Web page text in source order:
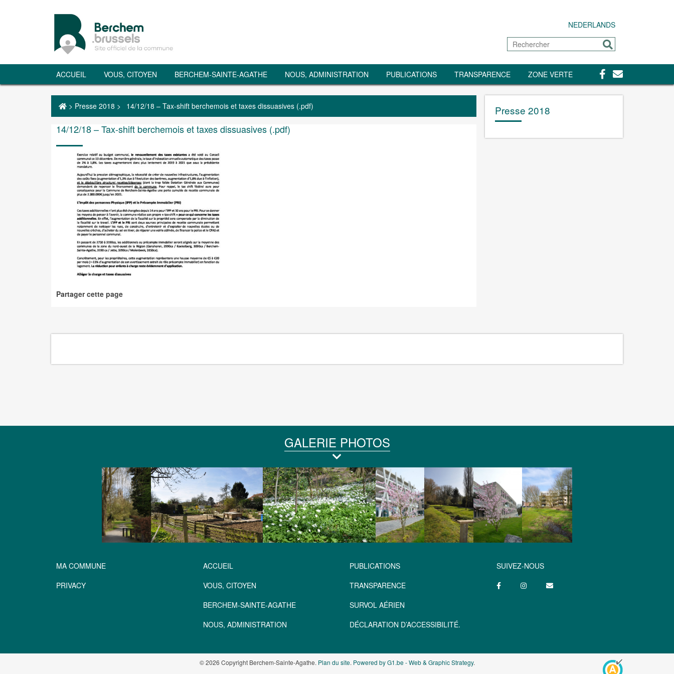
NEDERLANDS
Rechercher
Envoyer
ACCUEIL VOUS, CITOYEN BERCHEM-SAINTE-AGATHE NOUS, ADMINISTRATION PUBLICATIONS TRANSPARENCE ZONE VERTE Facebook
Contact
> Presse 2018 > 14/12/18 – Tax-shift berchemois et taxes dissuasives (.pdf)
14/12/18 – Tax-shift berchemois et taxes dissuasives (.pdf)
Partager cette page
Presse 2018
GALERIE PHOTOS
MA COMMUNE
PRIVACY
ACCUEIL
VOUS, CITOYEN
BERCHEM-SAINTE-AGATHE
NOUS, ADMINISTRATION
PUBLICATIONS
TRANSPARENCE
SURVOL AÉRIEN
DÉCLARATION D’ACCESSIBILITÉ.
SUIVEZ-NOUS
© 2026 Copyright Berchem-Sainte-Agathe. Plan du site. Powered by G1.be - Web & Graphic Strategy.